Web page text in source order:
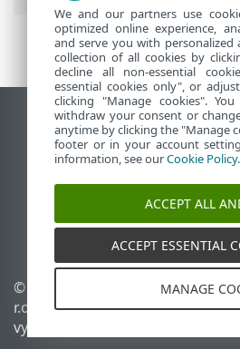
Zobrazit verzi pro počítač
End of Life
ESET Databáze znalostí
ESET Forum
ESET Status Portal
Regionální podpora
© 1992 - 2026 ESET, spol. s
r.o. - Všechna práva
vyhrazena.
We and our partners use
optimized online experience,
and serve you with personalized
collection of all cookies by
decline all non-essential
essential cookies only", or
clicking "Manage cookies".
withdraw your consent or
anytime by clicking the "Manage
footer or in your account
information, see ourCookie Policy.
ACCEPT ALL
ACCEPT ESSENTIAL
MANAGE